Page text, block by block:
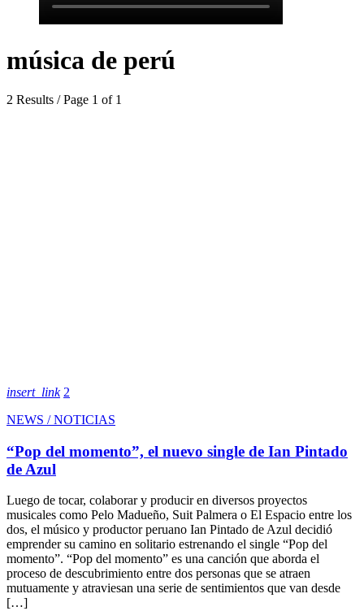
música de perú
2 Results / Page 1 of 1
insert_link 2
NEWS / NOTICIAS
“Pop del momento”, el nuevo single de Ian Pintado
de Azul
Luego de tocar, colaborar y producir en diversos proyectos
musicales como Pelo Madueño, Suit Palmera o El Espacio entre los
dos, el músico y productor peruano Ian Pintado de Azul decidió
emprender su camino en solitario estrenando el single “Pop del
momento”. “Pop del momento” es una canción que aborda el
proceso de descubrimiento entre dos personas que se atraen
mutuamente y atraviesan una serie de sentimientos que van desde
[…]